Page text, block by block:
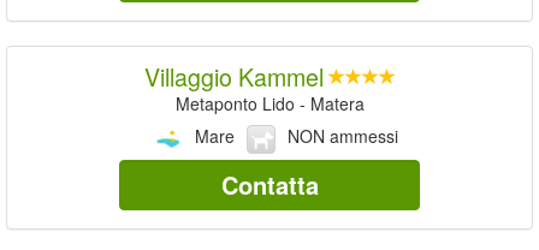
Villaggio Kammel
Metaponto Lido - Matera
Mare
NON ammessi
Contatta